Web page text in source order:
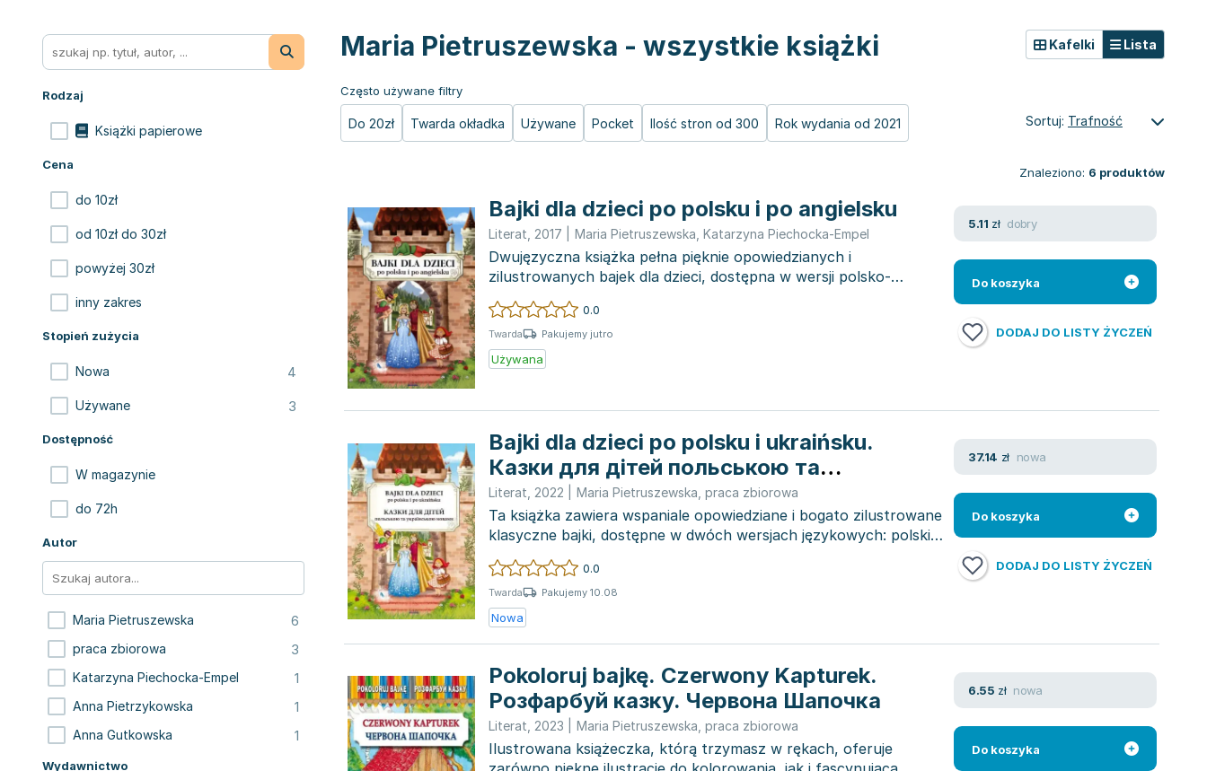
Rodzaj
Książki papierowe
Cena
do 10zł
od 10zł do 30zł
powyżej 30zł
inny zakres
Stopień zużycia
Nowa 4
Używane 3
Dostępność
W magazynie
do 72h
Autor
Maria Pietruszewska 6
praca zbiorowa 3
Katarzyna Piechocka-Empel 1
Anna Pietrzykowska 1
Anna Gutkowska 1
Wydawnictwo
Maria Pietruszewska - wszystkie książki
Często używane filtry
Do 20zł Twarda okładka Używane Pocket Ilość stron od 300 Rok wydania od 2021
Kafelki Lista
Sortuj: Trafność
Znaleziono: 6 produktów
Bajki dla dzieci po polsku i po angielsku
Literat 2017 Maria Pietruszewska Katarzyna Piechocka-Empel
Dwujęzyczna książka pełna pięknie opowiedzianych i
zilustrowanych bajek dla dzieci, dostępna w wersji polsko-
angielskiej. Znajdzie...
0.0
Twarda Pakujemy jutro
Używana
5.11 zł dobry
Do koszyka
DODAJ DO LISTY ŻYCZEŃ
Bajki dla dzieci po polsku i ukraińsku.
Казки для дітей польською та
українською мовами
Literat 2022 Maria Pietruszewska praca zbiorowa
Ta książka zawiera wspaniale opowiedziane i bogato zilustrowane
klasyczne bajki, dostępne w dwóch wersjach językowych: polskiej
i...
0.0
Twarda Pakujemy 10.08
Nowa
37.14 zł nowa
Do koszyka
DODAJ DO LISTY ŻYCZEŃ
Pokoloruj bajkę. Czerwony Kapturek.
Розфарбуй казку. Червона Шапочка
Literat 2023 Maria Pietruszewska praca zbiorowa
Ilustrowana książeczka, którą trzymasz w rękach, oferuje
6.55 zł nowa
Do koszyka